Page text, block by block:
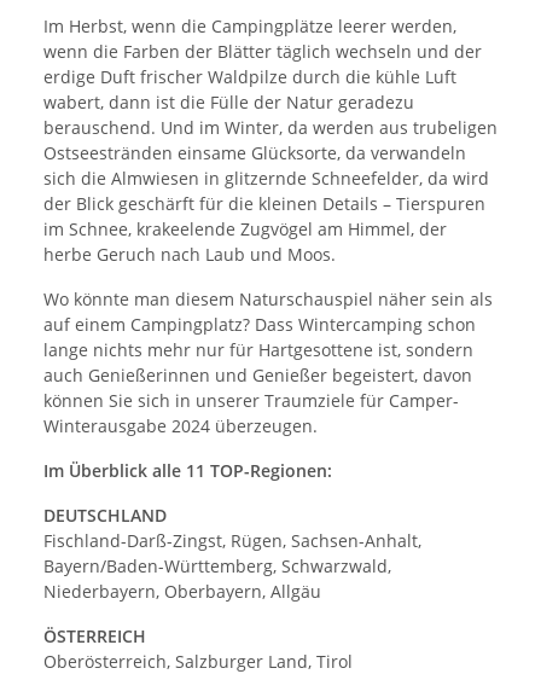
Im Herbst, wenn die Campingplätze leerer werden,
wenn die Farben der Blätter täglich wechseln und der
erdige Duft frischer Waldpilze durch die kühle Luft
wabert, dann ist die Fülle der Natur geradezu
berauschend. Und im Winter, da werden aus trubeligen
Ostseestränden einsame Glücksorte, da verwandeln
sich die Almwiesen in glitzernde Schneefelder, da wird
der Blick geschärft für die kleinen Details – Tierspuren
im Schnee, krakeelende Zugvögel am Himmel, der
herbe Geruch nach Laub und Moos.
Wo könnte man diesem Naturschauspiel näher sein als
auf einem Campingplatz? Dass Wintercamping schon
lange nichts mehr nur für Hartgesottene ist, sondern
auch Genießerinnen und Genießer begeistert, davon
können Sie sich in unserer Traumziele für Camper-
Winterausgabe 2024 überzeugen.
Im Überblick alle 11 TOP-Regionen:
DEUTSCHLAND
Fischland-Darß-Zingst, Rügen, Sachsen-Anhalt,
Bayern/Baden-Württemberg, Schwarzwald,
Niederbayern, Oberbayern, Allgäu
ÖSTERREICH
Oberösterreich, Salzburger Land, Tirol